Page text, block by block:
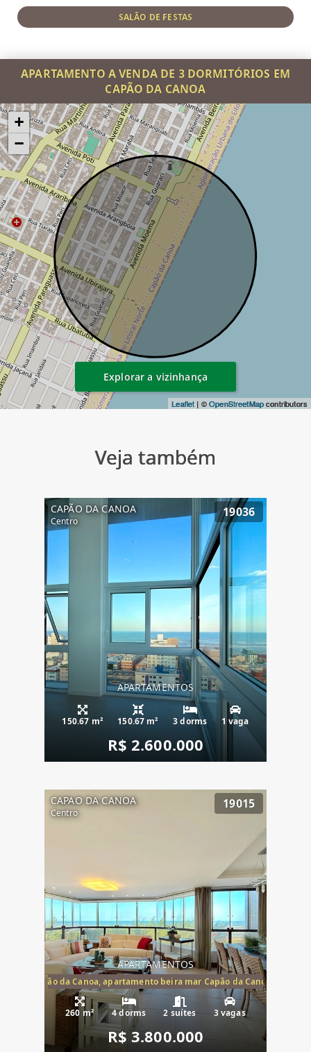
SALÃO DE FESTAS
APARTAMENTO A VENDA DE 3 DORMITÓRIOS EM
CAPÃO DA CANOA
+
−
Leaflet | ©OpenStreetMapcontributors
Explorar a vizinhança
Veja também
CAPÃO DA CANOA
Centro
19036
APARTAMENTOS
150.67 m² 150.67 m² 3 dorms 1 vaga
R$ 2.600.000
CAPAO DA CANOA
Centro
19015
APARTAMENTOS
mar Capão da Canoa, apartamento beira mar Capão da Canoa,
260 m² 4 dorms 2 suítes 3 vagas
R$ 3.800.000